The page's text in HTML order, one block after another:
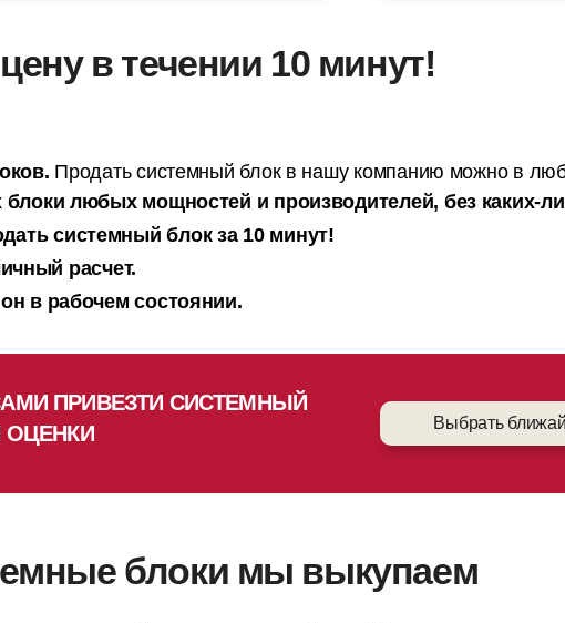
в течении 10 минут!
Продать системный блок в нашу компанию можно в
любых мощностей и производителей, без каких-
системный блок за 10 минут!
расчет.
в рабочем состоянии.
ПРИВЕЗТИ СИСТЕМНЫЙ
ОЦЕНКИ
Выбрать
блоки мы выкупаем